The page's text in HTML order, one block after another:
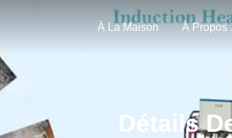
À La Maison À
Détails